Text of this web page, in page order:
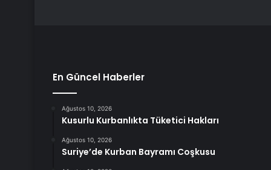
En Güncel Haberler
Ağustos 10, 2026
Kusurlu Kurbanlıkta Tüketici Hakları
Ağustos 10, 2026
Suriye’de Kurban Bayramı Coşkusu